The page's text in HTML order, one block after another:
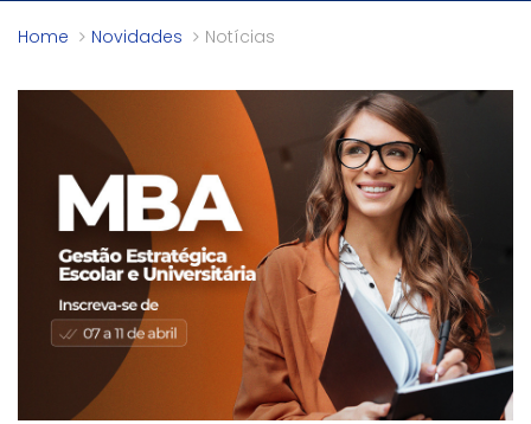
Home Novidades Notícias